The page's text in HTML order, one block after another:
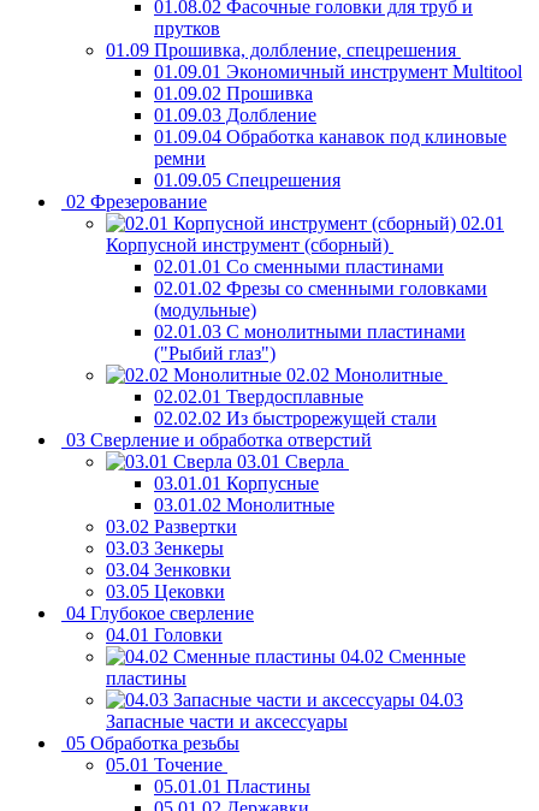
01.08.02 Фасочные головки для труб и
прутков
01.09 Прошивка, долбление, спецрешения
01.09.01 Экономичный инструмент Multitool
01.09.02 Прошивка
01.09.03 Долбление
01.09.04 Обработка канавок под клиновые
ремни
01.09.05 Спецрешения
02 Фрезерование
02.01
Корпусной инструмент (сборный)
02.01.01 Со сменными пластинами
02.01.02 Фрезы со сменными головками
(модульные)
02.01.03 С монолитными пластинами
("Рыбий глаз")
02.02 Монолитные
02.02.01 Твердосплавные
02.02.02 Из быстрорежущей стали
03 Сверление и обработка отверстий
03.01 Сверла
03.01.01 Корпусные
03.01.02 Монолитные
03.02 Развертки
03.03 Зенкеры
03.04 Зенковки
03.05 Цековки
04 Глубокое сверление
04.01 Головки
04.02 Сменные
пластины
04.03
Запасные части и аксессуары
05 Обработка резьбы
05.01 Точение
05.01.01 Пластины